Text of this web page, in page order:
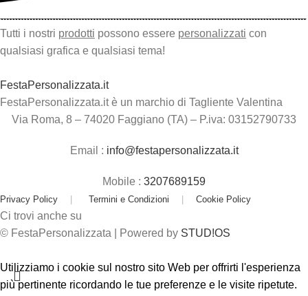
Tutti i nostri prodotti possono essere personalizzati con
qualsiasi grafica e qualsiasi tema!
FestaPersonalizzata.it
FestaPersonalizzata.it è un marchio di Tagliente Valentina
Via Roma, 8 – 74020 Faggiano (TA) – P.iva: 03152790733
Email : info@festapersonalizzata.it
Mobile : 3207689159
Privacy Policy | Termini e Condizioni | Cookie Policy
Ci trovi anche su
© FestaPersonalizzata | Powered by STUD!OS
Utilizziamo i cookie sul nostro sito Web per offrirti l'esperienza
più pertinente ricordando le tue preferenze e le visite ripetute.